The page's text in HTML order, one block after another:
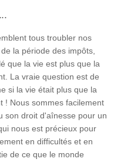
tous troubler nos
la période des impôts,
que la vie est plus que la
La vraie question est de
si la vie était plus que la
! Nous sommes facilement
son droit d'aînesse pour un
nous est précieux pour
en difficultés et en
de ce que le monde